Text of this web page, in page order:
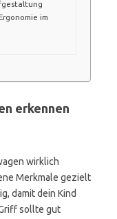
im
erkennen
wirklich
Merkmale gezielt
damit dein Kind
sollte gut